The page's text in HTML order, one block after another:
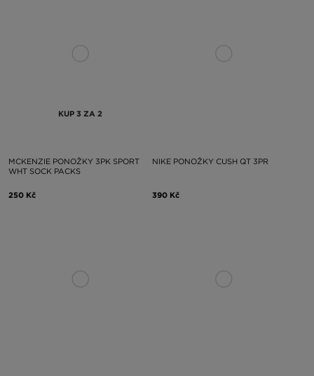
KUP 3 ZA 2
MCKENZIE PONOŽKY 3PK SPORT
WHT SOCK PACKS
250 Kč
NIKE PONOŽKY CUSH QT 3PR
390 Kč